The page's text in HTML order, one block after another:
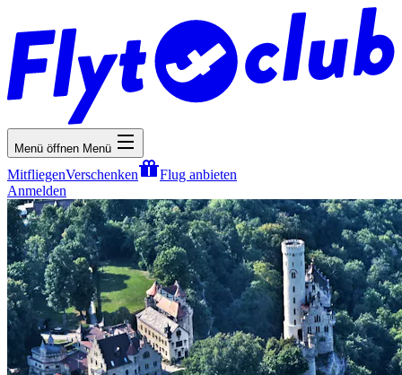
Menü öffnen Menü
MitfliegenVerschenken
Flug anbieten
Anmelden